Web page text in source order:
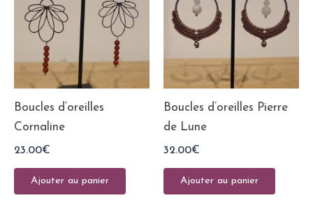
Boucles d’oreilles
Cornaline
23.00€
Ajouter au panier
Boucles d’oreilles Pierre
de Lune
32.00€
Ajouter au panier